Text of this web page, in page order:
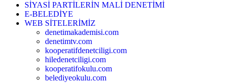
SİYASİ PARTİLERİN MALİ DENETİMİ
E-BELEDİYE
WEB SİTELERİMİZ
denetimakademisi.com
denetimtv.com
kooperatifdenetciligi.com
hiledenetciligi.com
kooperatifokulu.com
belediyeokulu.com